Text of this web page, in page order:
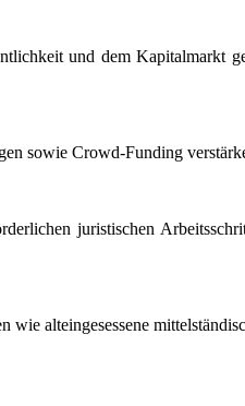
und dem Kapitalmarkt
sowie Crowd-Funding
juristischen
wie alteingesessene